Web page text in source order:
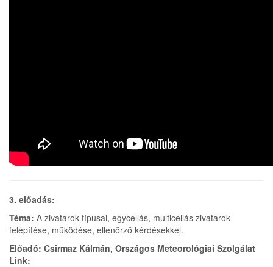
3. előadás:
Téma: A zivatarok típusai, egycellás, multicellás zivatarok
felépítése, működése, ellenőrző kérdésekkel.
Előadó: Csirmaz Kálmán, Országos Meteorológiai Szolgálat
Link: